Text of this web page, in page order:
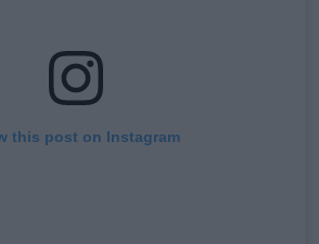
this post on Instagram